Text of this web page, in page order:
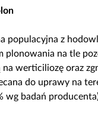
populacyjna z
na tle
werticiliozę oraz
do uprawy na
wg badań